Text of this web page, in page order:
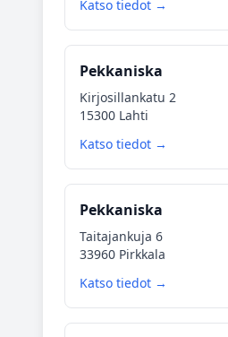
Katso tiedot →
Pekkaniska
Kirjosillankatu 2
15300 Lahti
Katso tiedot →
Pekkaniska
Taitajankuja 6
33960 Pirkkala
Katso tiedot →